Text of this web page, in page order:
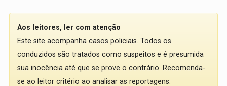
Aos leitores, ler com atenção
Este site acompanha casos policiais. Todos os
conduzidos são tratados como suspeitos e é presumida
sua inocência até que se prove o contrário. Recomenda-
se ao leitor critério ao analisar as reportagens.